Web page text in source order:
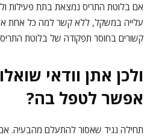
אם בלוטת התריס נמצאת בתת פעילות
עלייה במשקל, ללא קשר למה כל אחת
קשורים בחוסר תפקודה של בלוטת
ולכן אתן וודאי
אפשר לטפל בה?
תחילה נגיד שאסור להתעלם מהבעיה.